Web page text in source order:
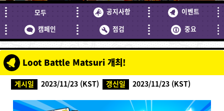
모두 공지사항
이벤트
캠페인
점검 중요
Loot Battle Matsuri 개최!
게시일 2023/11/23 (KST) 갱신일 2023/11/23 (KST)